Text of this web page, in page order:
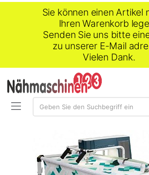
Sie können einen Artikel
Ihren Warenkorb
Senden Sie uns bitte
zu unserer E-Mail
Vielen Dank.
Suche:
Geben Sie den Suchbegriff ein